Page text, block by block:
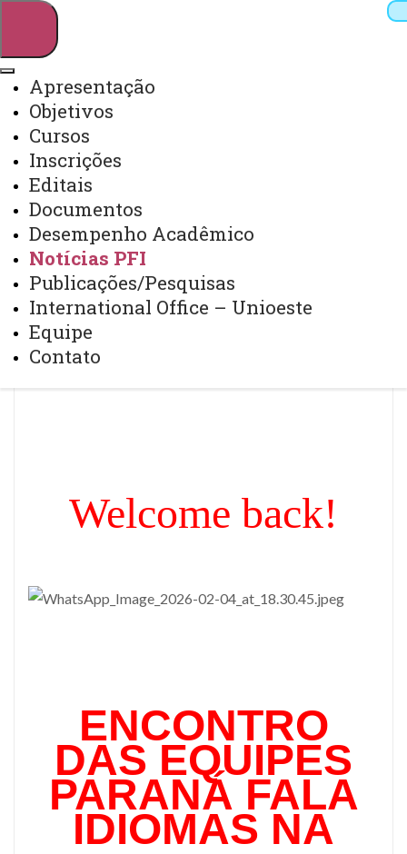
Webmail
Arquivo Virtual
Campus
Apresentação
Objetivos
Cursos
Inscrições
Editais
Documentos
Desempenho Acadêmico
Notícias PFI
Publicações/Pesquisas
International Office – Unioeste
Equipe
Contato
Notícias PFI
Welcome back!
ENCONTRO
DAS EQUIPES
PARANÁ FALA
IDIOMAS NA